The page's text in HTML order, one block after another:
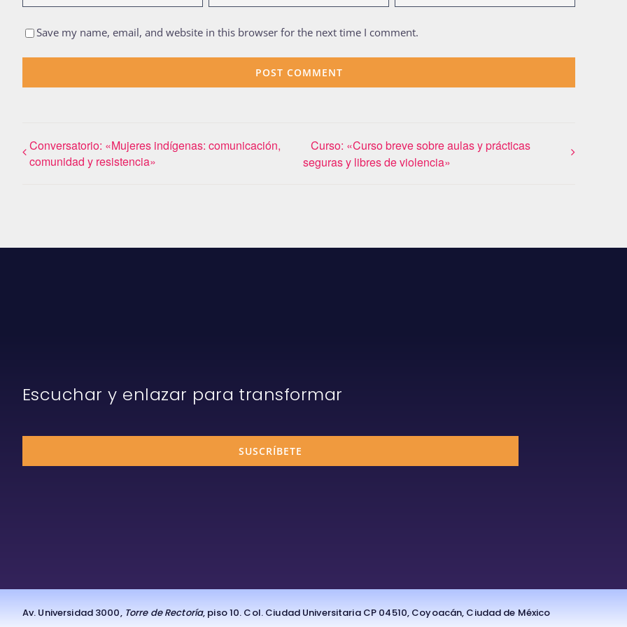
Save my name, email, and website in this browser for the next time I comment.
Conversatorio: «Mujeres indígenas: comunicación,
comunidad y resistencia»
Curso: «Curso breve sobre aulas y prácticas
seguras y libres de violencia»
Escuchar y enlazar para transformar
SUSCRÍBETE
Av. Universidad 3000, Torre de Rectoría, piso 10. Col. Ciudad Universitaria CP 04510, Coyoacán, Ciudad de México